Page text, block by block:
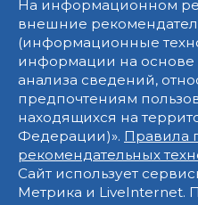
На информационном
внешние
(информационные
информации на основе
анализа сведений,
предпочтениям
находящихся на
Федерации)». Правила
рекомендательных
Сайт использует
Метрика и LiveInternet.